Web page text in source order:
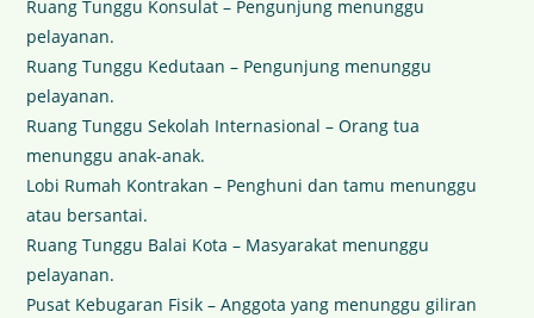
Ruang Tunggu Konsulat – Pengunjung menunggu
pelayanan.
Ruang Tunggu Kedutaan – Pengunjung menunggu
pelayanan.
Ruang Tunggu Sekolah Internasional – Orang tua
menunggu anak-anak.
Lobi Rumah Kontrakan – Penghuni dan tamu menunggu
atau bersantai.
Ruang Tunggu Balai Kota – Masyarakat menunggu
pelayanan.
Pusat Kebugaran Fisik – Anggota yang menunggu giliran